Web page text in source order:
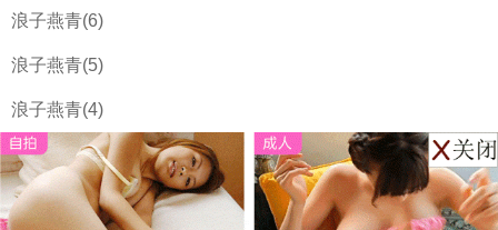
浪子燕青(6)
浪子燕青(5)
浪子燕青(4)